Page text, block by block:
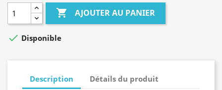
 AJOUTER AU PANIER
 Disponible
Description Détails du produit